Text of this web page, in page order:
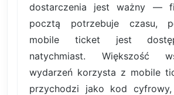
dostarczenia jest ważny —
pocztą potrzebuje czasu,
mobile ticket jest
natychmiast. Większość
wydarzeń korzysta z mobile
przychodzi jako kod